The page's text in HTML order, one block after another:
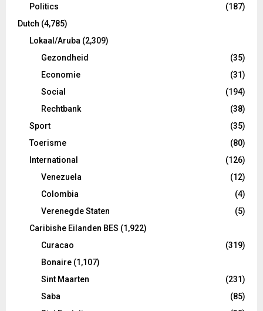
Politics
(187)
Dutch (4,785)
Lokaal/Aruba (2,309)
Gezondheid
(35)
Economie
(31)
Social
(194)
Rechtbank
(38)
Sport
(35)
Toerisme
(80)
International
(126)
Venezuela
(12)
Colombia
(4)
Verenegde Staten
(5)
Caribishe Eilanden BES (1,922)
Curacao
(319)
Bonaire (1,107)
Sint Maarten
(231)
Saba
(85)